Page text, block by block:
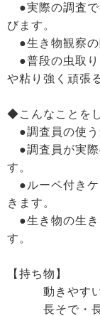
●実際の調査で
びます。
●生き物観察の
●普段の虫取り
や粘り強く頑張
◆こんなことを
●調査員の使う
●調査員が実際
す。
●ルーペ付きケ
きます。
●生き物の生き
す。
【持ち物】
動きやすい
長そで・長